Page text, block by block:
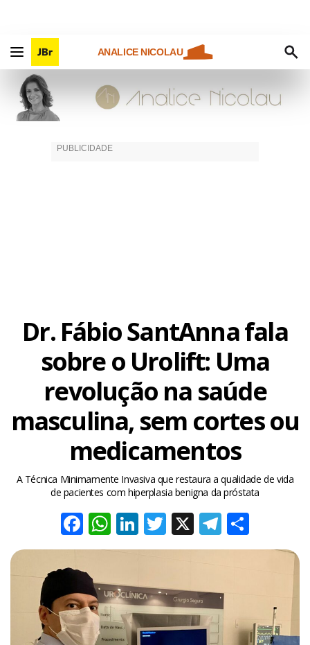
ANALICE NICOLAU
Dr. Fábio SantAnna fala
sobre o Urolift: Uma
revolução na saúde
masculina, sem cortes ou
medicamentos
A Técnica Minimamente Invasiva que restaura a qualidade de vida
de pacientes com hiperplasia benigna da próstata
Facebook
WhatsApp
LinkedIn
Twitter
X